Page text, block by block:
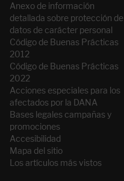
Anexo de información
detallada sobre protección de
datos de carácter personal
Código de Buenas Prácticas
2012
Código de Buenas Prácticas
2022
Acciones especiales para los
afectados por la DANA
Bases legales campañas y
promociones
Accesibilidad
Mapa del sitio
Los artículos más vistos